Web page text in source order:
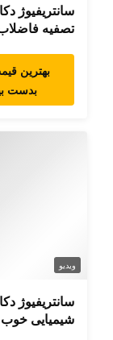
سانتریفیوژ
تصفیه
بهترین
بدست
ویدیو
سانتریفیوژ
شیمیایی خوب